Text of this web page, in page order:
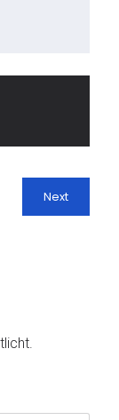
Next